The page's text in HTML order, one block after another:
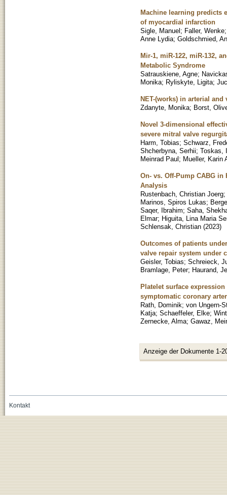
Machine learning predicts
of myocardial infarction
Sigle, Manuel; Faller, Wenke
Anne Lydia; Goldschmied,
Mir-1, miR-122, miR-132,
Metabolic Syndrome
Satrauskiene, Agne;
Monika; Ryliskyte, Ligita;
NET-(works) in arterial
Zdanyte, Monika; Borst,
Novel 3-dimensional
severe mitral valve
Harm, Tobias; Schwarz,
Shcherbyna, Serhii; Toskas,
Meinrad Paul; Mueller, Karin
On- vs. Off-Pump CABG
Analysis
Rustenbach, Christian Joerg;
Marinos, Spiros Lukas;
Saqer, Ibrahim; Saha,
Elmar; Higuita, Lina Maria
Schlensak, Christian (2023)
Outcomes of patients
valve repair system under
Geisler, Tobias; Schreieck,
Bramlage, Peter; Haurand,
Platelet surface
symptomatic coronary
Rath, Dominik; von Ungern-
Katja; Schaeffeler, Elke;
Zernecke, Alma; Gawaz,
Anzeige der Dokumente 1-
Kontakt